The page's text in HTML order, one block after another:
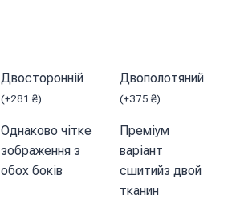
Двосторонній
(+281₴)
Однаково чітке
зображення з
обох боків
Двополотяний
(+375 ₴)
Преміум
варіант
сшитийз двой
тканин